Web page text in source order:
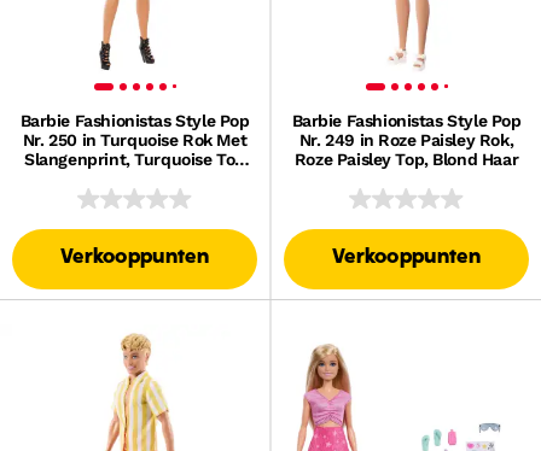
Barbie Fashionistas Style Pop
Nr. 250 in Turquoise Rok Met
Slangenprint, Turquoise Top
Verkooppunten
Barbie Fashionistas Style Pop
Nr. 249 in Roze Paisley Rok,
Roze Paisley Top, Blond Haar
Verkooppunten